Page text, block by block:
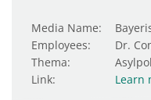
Media Name:
Employees:
Dr.
Thema:
Link:
Learn